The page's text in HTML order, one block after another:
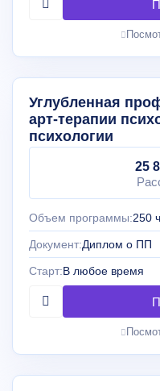
Углубленная
арт-терапии
психологии
25
Объем программы:250
Документ:Диплом о ПП
Старт:В любое время